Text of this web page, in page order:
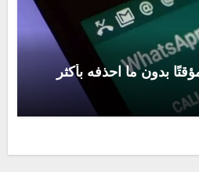
بدون ما احذفه بأكثر